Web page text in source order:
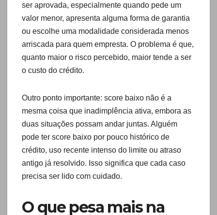
ser aprovada, especialmente quando pede um
valor menor, apresenta alguma forma de garantia
ou escolhe uma modalidade considerada menos
arriscada para quem empresta. O problema é que,
quanto maior o risco percebido, maior tende a ser
o custo do crédito.
Outro ponto importante: score baixo não é a
mesma coisa que inadimplência ativa, embora as
duas situações possam andar juntas. Alguém
pode ter score baixo por pouco histórico de
crédito, uso recente intenso do limite ou atraso
antigo já resolvido. Isso significa que cada caso
precisa ser lido com cuidado.
O que pesa mais na